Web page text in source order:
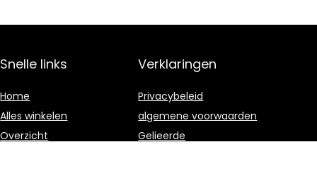
Snelle links
Home
Alles winkelen
Overzicht
Verklaringen
Privacybeleid
algemene voorwaarden
Gelieerde